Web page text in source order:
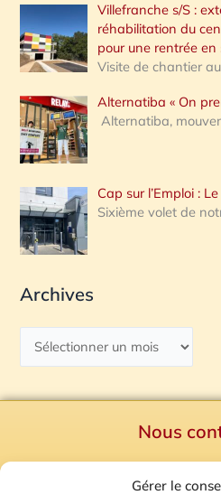
Gérer le
Villefranche s/S :
réhabilitation du
pour une rentrée en
Visite de chantier
Alternatiba « On
Alternatiba,
Cap sur l’Emploi :
Sixième volet de
Archives
Nous